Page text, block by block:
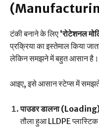
टंकी बनाने के लिए ‘रोटेशनल
प्रक्रिया का इस्तेमाल किया
लेकिन समझने में बहुत आसान है।
आइए, इसे आसान स्टेप्स में
पाउडर डालना
तौला हुआ LLDPE